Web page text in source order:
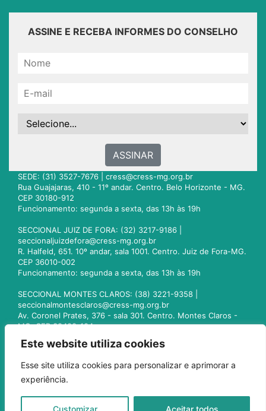
Este website utiliza cookies
Esse site utiliza cookies para personalizar e aprimorar a
experiência.
Customizar Aceitar todos
ASSINE E RECEBA INFORMES DO CONSELHO
ASSINAR
SEDE: (31) 3527-7676 | cress@cress-mg.org.br
Rua Guajajaras, 410 - 11º andar. Centro. Belo Horizonte - MG.
CEP 30180-912
Funcionamento: segunda a sexta, das 13h às 19h
SECCIONAL JUIZ DE FORA: (32) 3217-9186 |
seccionaljuizdefora@cress-mg.org.br
R. Halfeld, 651. 10º andar, sala 1001. Centro. Juiz de Fora-MG.
CEP 36010-002
Funcionamento: segunda a sexta, das 13h às 19h
SECCIONAL MONTES CLAROS: (38) 3221-9358 |
seccionalmontesclaros@cress-mg.org.br
Av. Coronel Prates, 376 - sala 301. Centro. Montes Claros -
MG. CEP 39400-104
seccionaluberlandia@cress-mg.org.br
Av. Afonso Pena, 547 - sala 101. Uberlândia - MG. CEP